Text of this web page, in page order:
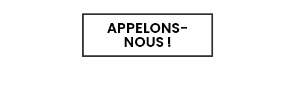
APPELONS-
NOUS !